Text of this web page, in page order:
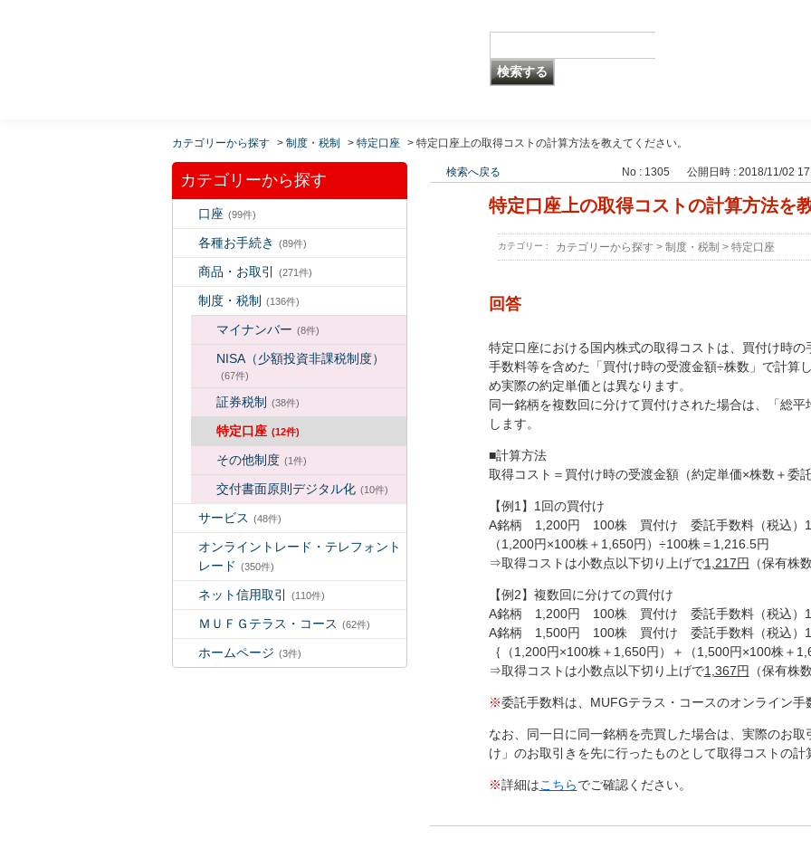
カテゴリーから探す > 制度・税制 > 特定口座 > 特定口座上の取得コストの計算方法を教えてください。
カテゴリーから探す
口座 (99件)
各種お手続き (89件)
商品・お取引 (271件)
制度・税制 (136件)
マイナンバー (8件)
NISA（少額投資非課税制度）
(67件)
証券税制 (38件)
特定口座 (12件)
その他制度 (1件)
交付書面原則デジタル化 (10件)
サービス (48件)
オンライントレード・テレフォント
レード (350件)
ネット信用取引 (110件)
ＭＵＦＧテラス・コース (62件)
ホームページ (3件)
検索へ戻る No : 1305 公開日時 : 2018/11/02
特定口座上の取得コストの計算方法を
カテゴリー : カテゴリーから探す > 制度・税制 > 特定口座
回答
特定口座における国内株式の取得コストは、買付け時の
手数料等を含めた「買付け時の受渡金額÷株数」で計算
め実際の約定単価とは異なります。
同一銘柄を複数回に分けて買付けされた場合は、「総
します。
■計算方法
取得コスト＝買付け時の受渡金額（約定単価×株数＋委
【例1】1回の買付け
A銘柄 1,200円 100株 買付け 委託手数料（税込）
（1,200円×100株＋1,650円）÷100株＝1,216.5円
⇒取得コストは小数点以下切り上げで1,217円 （保有株
【例2】複数回に分けての買付け
A銘柄 1,200円 100株 買付け 委託手数料（税込）
A銘柄 1,500円 100株 買付け 委託手数料（税込）
｛（1,200円×100株＋1,650円）＋（1,500円×100株＋
⇒取得コストは小数点以下切り上げで1,367円 （保有株
※委託手数料は、MUFGテラス・コースのオンライン手
なお、同一日に同一銘柄を売買した場合は、実際のお
け」のお取引きを先に行ったものとして取得コストの計
※詳細はこちらでご確認ください。